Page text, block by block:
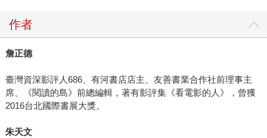
作者
詹正德
臺灣資深影評人686、有河書店店主、友善書業合作社前理事主
席、《閱讀的島》前總編輯，著有影評集《看電影的人》，曾獲
2016台北國際書展大獎。
朱天文